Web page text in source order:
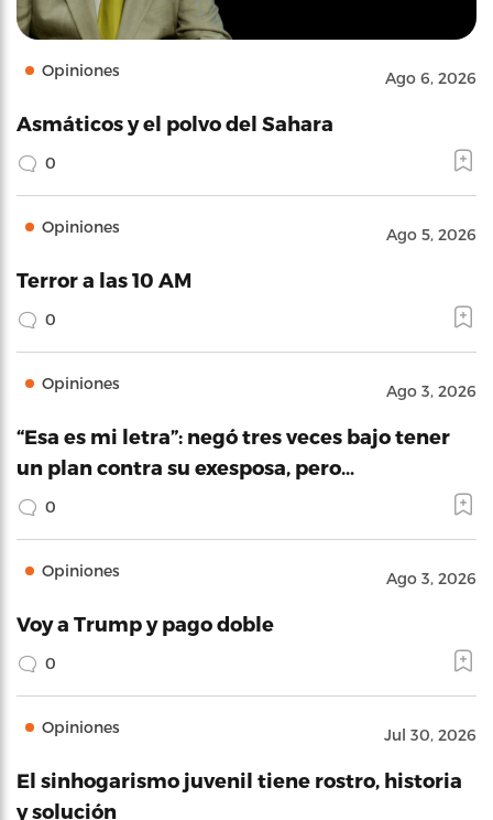
Opiniones Ago 6, 2026
Asmáticos y el polvo del Sahara
0
Opiniones Ago 5, 2026
Terror a las 10 AM
0
Opiniones Ago 3, 2026
“Esa es mi letra”: negó tres veces bajo tener
un plan contra su exesposa, pero…
0
Opiniones Ago 3, 2026
Voy a Trump y pago doble
0
Opiniones Jul 30, 2026
El sinhogarismo juvenil tiene rostro, historia
y solución